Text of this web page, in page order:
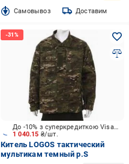
Cамовывоз Доставим
1 040.15 ₴/шт.
До -10% з суперкредиткою Visa Вигода
Китель LOGOS тактический
мультикам темный р.S